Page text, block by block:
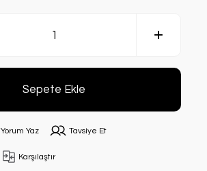
Sepete Ekle
Yorum Yaz Tavsiye Et
Karşılaştır